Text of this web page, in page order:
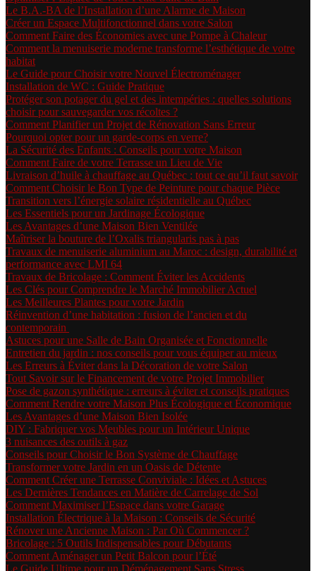
Le B.A.-BA de l’Installation d’une Alarme de Maison
Créer un Espace Multifonctionnel dans votre Salon
Comment Faire des Économies avec une Pompe à Chaleur
Comment la menuiserie moderne transforme l’esthétique de votre
habitat
Le Guide pour Choisir votre Nouvel Électroménager
Installation de WC : Guide Pratique
Protéger son potager du gel et des intempéries : quelles solutions
choisir pour sauvegarder vos récoltes ?
Comment Planifier un Projet de Rénovation Sans Erreur
Pourquoi opter pour un garde-corps en verre?
La Sécurité des Enfants : Conseils pour votre Maison
Comment Faire de votre Terrasse un Lieu de Vie
Livraison d’huile à chauffage au Québec : tout ce qu’il faut savoir
Comment Choisir le Bon Type de Peinture pour chaque Pièce
Transition vers l’énergie solaire résidentielle au Québec
Les Essentiels pour un Jardinage Écologique
Les Avantages d’une Maison Bien Ventilée
Maîtriser la bouture de l’Oxalis triangularis pas à pas
Travaux de menuiserie aluminium au Maroc : design, durabilité et
performance avec LMI 64
Travaux de Bricolage : Comment Éviter les Accidents
Les Clés pour Comprendre le Marché Immobilier Actuel
Les Meilleures Plantes pour votre Jardin
Réinvention d’une habitation : fusion de l’ancien et du
contemporain
Astuces pour une Salle de Bain Organisée et Fonctionnelle
Entretien du jardin : nos conseils pour vous équiper au mieux
Les Erreurs à Éviter dans la Décoration de votre Salon
Tout Savoir sur le Financement de votre Projet Immobilier
Pose de gazon synthétique : erreurs à éviter et conseils pratiques
Comment Rendre votre Maison Plus Écologique et Économique
Les Avantages d’une Maison Bien Isolée
DIY : Fabriquer vos Meubles pour un Intérieur Unique
3 nuisances des outils à gaz
Conseils pour Choisir le Bon Système de Chauffage
Transformer votre Jardin en un Oasis de Détente
Comment Créer une Terrasse Conviviale : Idées et Astuces
Les Dernières Tendances en Matière de Carrelage de Sol
Comment Maximiser l’Espace dans votre Garage
Installation Électrique à la Maison : Conseils de Sécurité
Rénover une Ancienne Maison : Par Où Commencer ?
Bricolage : 5 Outils Indispensables pour Débutants
Comment Aménager un Petit Balcon pour l’Été
Le Guide Ultime pour un Déménagement Sans Stress